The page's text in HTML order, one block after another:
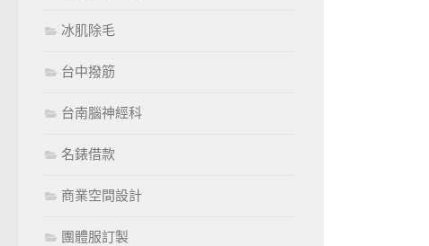
冰肌除毛
台中撥筋
台南腦神經科
名錶借款
商業空間設計
團體服訂製